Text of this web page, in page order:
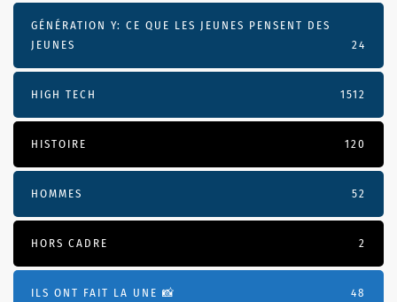
GÉNÉRATION Y: CE QUE LES JEUNES PENSENT DES
JEUNES
24
HIGH TECH 1512
HISTOIRE 120
HOMMES 52
HORS CADRE 2
ILS ONT FAIT LA UNE 📸 48